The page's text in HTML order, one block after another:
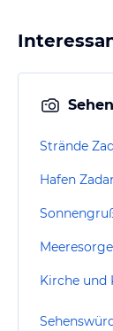
Strände
Hafen Zadar